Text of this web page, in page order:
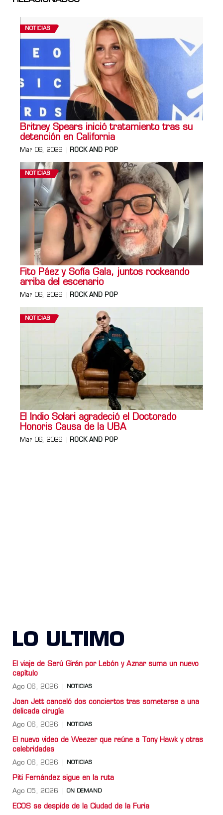
NOTICIAS
Britney Spears inició tratamiento tras su
detención en California
Mar 06, 2026 ROCK AND POP
NOTICIAS
Fito Páez y Sofía Gala, juntos rockeando
arriba del escenario
Mar 06, 2026 ROCK AND POP
NOTICIAS
El Indio Solari agradeció el Doctorado
Honoris Causa de la UBA
Mar 06, 2026 ROCK AND POP
LO ULTIMO
El viaje de Serú Girán por Lebón y Aznar suma un nuevo
capítulo
Ago 06, 2026 NOTICIAS
Joan Jett canceló dos conciertos tras someterse a una
delicada cirugía
Ago 06, 2026 NOTICIAS
El nuevo video de Weezer que reúne a Tony Hawk y otras
celebridades
Ago 06, 2026 NOTICIAS
Piti Fernández sigue en la ruta
Ago 05, 2026 ON DEMAND
ECOS se despide de la Ciudad de la Furia